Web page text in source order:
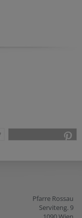
Pfarre Rossau
Serviteng. 9